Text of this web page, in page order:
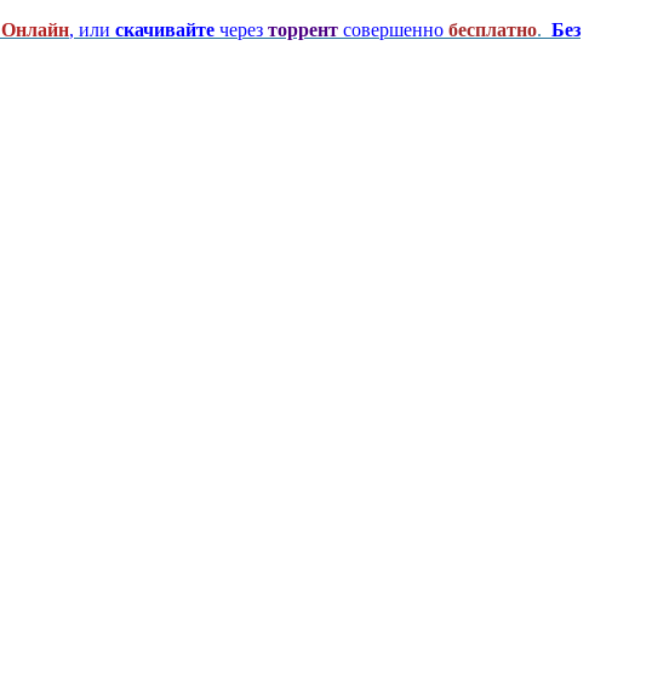
Онлайн, или скачивайте через торрент совершенно бесплатно. Без